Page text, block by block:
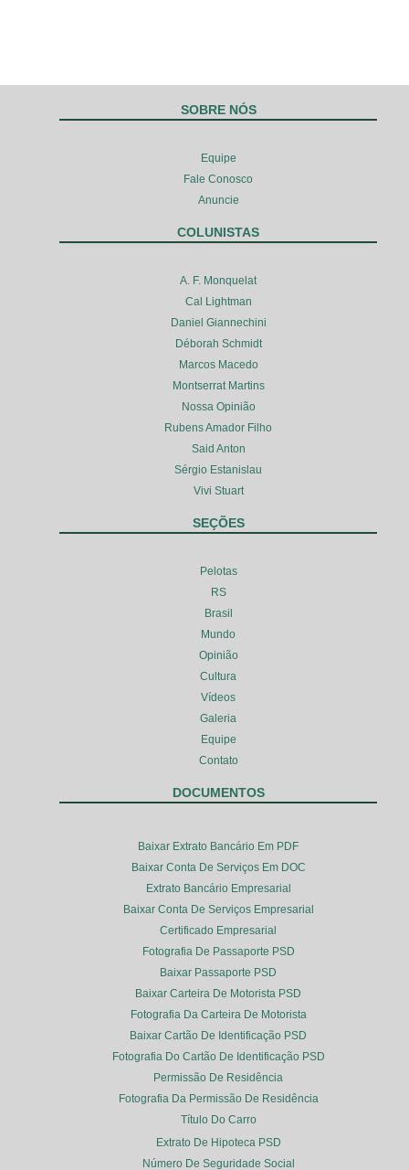
SOBRE NÓS
Equipe
Fale Conosco
Anuncie
COLUNISTAS
A. F. Monquelat
Cal Lightman
Daniel Giannechini
Déborah Schmidt
Marcos Macedo
Montserrat Martins
Nossa Opinião
Rubens Amador Filho
Said Anton
Sérgio Estanislau
Vivi Stuart
SEÇÕES
Pelotas
RS
Brasil
Mundo
Opinião
Cultura
Vídeos
Galeria
Equipe
Contato
DOCUMENTOS
Baixar Extrato Bancário Em PDF
Baixar Conta De Serviços Em DOC
Extrato Bancário Empresarial
Baixar Conta De Serviços Empresarial
Certificado Empresarial
Fotografia De Passaporte PSD
Baixar Passaporte PSD
Baixar Carteira De Motorista PSD
Fotografia Da Carteira De Motorista
Baixar Cartão De Identificação PSD
Fotografia Do Cartão De Identificação PSD
Permissão De Residência
Fotografia Da Permissão De Residência
Título Do Carro
Extrato De Hipoteca PSD
Número De Seguridade Social